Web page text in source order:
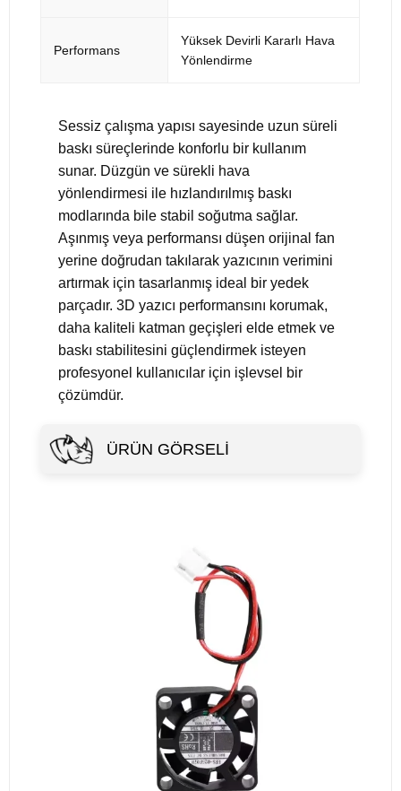
Performans
Yüksek Devirli Kararlı Hava
Yönlendirme
Sessiz çalışma yapısı sayesinde uzun süreli
baskı süreçlerinde konforlu bir kullanım
sunar. Düzgün ve sürekli hava
yönlendirmesi ile hızlandırılmış baskı
modlarında bile stabil soğutma sağlar.
Aşınmış veya performansı düşen orijinal fan
yerine doğrudan takılarak yazıcının verimini
artırmak için tasarlanmış ideal bir yedek
parçadır. 3D yazıcı performansını korumak,
daha kaliteli katman geçişleri elde etmek ve
baskı stabilitesini güçlendirmek isteyen
profesyonel kullanıcılar için işlevsel bir
çözümdür.
ÜRÜN GÖRSELI